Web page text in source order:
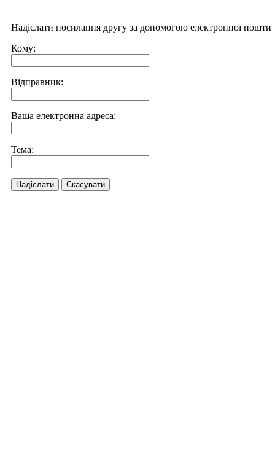
Надіслати посилання другу за допомогою електронної пошти
Кому:
Відправник:
Ваша електронна адреса:
Тема:
Надіслати Скасувати